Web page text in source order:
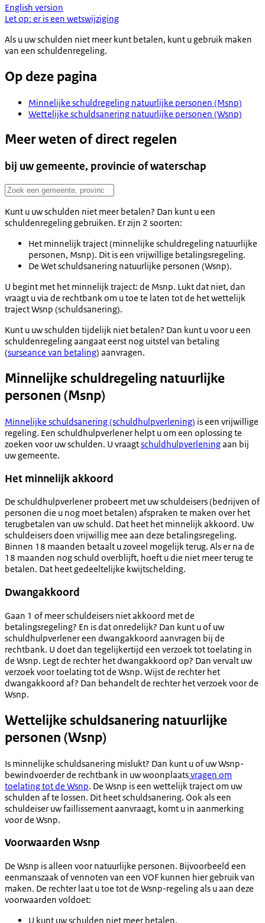
English version
Let op: er is een wetswijziging
Als u uw schulden niet meer kunt betalen, kunt u gebruik maken
van een schuldenregeling.
Op deze pagina
Minnelijke schuldregeling natuurlijke personen (Msnp)
Wettelijke schuldsanering natuurlijke personen (Wsnp)
Meer weten of direct regelen
bij uw gemeente, provincie of waterschap
Kunt u uw schulden niet meer betalen? Dan kunt u een
schuldenregeling gebruiken. Er zijn 2 soorten:
Het minnelijk traject (minnelijke schuldregeling natuurlijke
personen, Msnp). Dit is een vrijwillige betalingsregeling.
De Wet schuldsanering natuurlijke personen (Wsnp).
U begint met het minnelijk traject: de Msnp. Lukt dat niet, dan
vraagt u via de rechtbank om u toe te laten tot de het wettelijk
traject Wsnp (schuldsanering).
Kunt u uw schulden tijdelijk niet betalen? Dan kunt u voor u een
schuldenregeling aangaat eerst nog uitstel van betaling
(surseance van betaling) aanvragen.
Minnelijke schuldregeling natuurlijke
personen (Msnp)
Minnelijke schuldsanering (schuldhulpverlening) is een vrijwillige
regeling. Een schuldhulpverlener helpt u om een oplossing te
zoeken voor uw schulden. U vraagtschuldhulpverleningaan bij
uw gemeente.
Het minnelijk akkoord
De schuldhulpverlener probeert met uw schuldeisers (bedrijven of
personen die u nog moet betalen) afspraken te maken over het
terugbetalen van uw schuld. Dat heet het minnelijk akkoord. Uw
schuldeisers doen vrijwillig mee aan deze betalingsregeling.
Binnen 18 maanden betaalt u zoveel mogelijk terug. Als er na de
18 maanden nog schuld overblijft, hoeft u die niet meer terug te
betalen. Dat heet gedeeltelijke kwijtschelding.
Dwangakkoord
Gaan 1 of meer schuldeisers niet akkoord met de
betalingsregeling? En is dat onredelijk? Dan kunt u of uw
schuldhulpverlener een dwangakkoord aanvragen bij de
rechtbank. U doet dan tegelijkertijd een verzoek tot toelating in
de Wsnp. Legt de rechter het dwangakkoord op? Dan vervalt uw
verzoek voor toelating tot de Wsnp. Wijst de rechter het
dwangakkoord af? Dan behandelt de rechter het verzoek voor de
Wsnp.
Wettelijke schuldsanering natuurlijke
personen (Wsnp)
Is minnelijke schuldsanering mislukt? Dan kunt u of uw Wsnp-
bewindvoerder de rechtbank in uw woonplaatsvragen om
toelating tot de Wsnp. De Wsnp is een wettelijk traject om uw
schulden af te lossen. Dit heet schuldsanering. Ook als een
schuldeiser uw faillissement aanvraagt, komt u in aanmerking
voor de Wsnp.
Voorwaarden Wsnp
De Wsnp is alleen voor natuurlijke personen. Bijvoorbeeld een
eenmanszaak of vennoten van een VOF kunnen hier gebruik van
maken. De rechter laat u toe tot de Wsnp-regeling als u aan deze
voorwaarden voldoet:
U kunt uw schulden niet meer betalen.